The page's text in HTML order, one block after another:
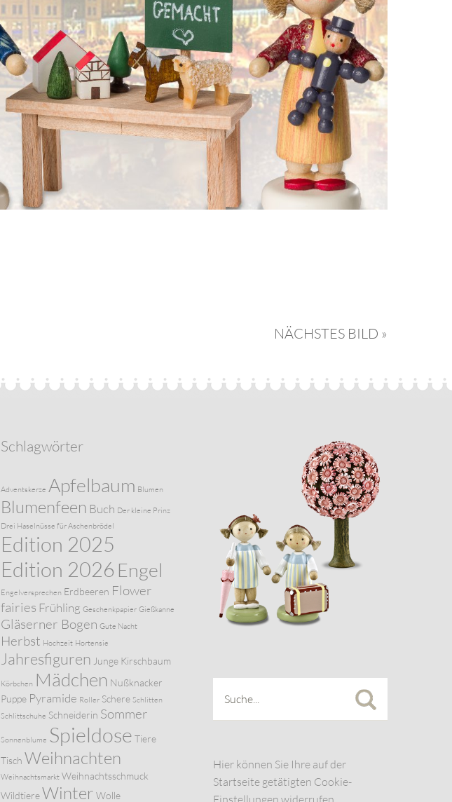
NÄCHSTES BILD »
Schlagwörter
Adventskerze Apfelbaum Blumen
Blumenfeen Buch Der kleine Prinz
Drei Haselnüsse für Aschenbrödel
Edition 2025
Edition 2026 Engel
Engelversprechen Erdbeeren Flower
fairies Frühling Geschenkpapier Gießkanne
Gläserner Bogen Gute Nacht
Herbst Hochzeit Hortensie
Jahresfiguren Junge Kirschbaum
Körbchen Mädchen Nußknacker
Puppe Pyramide Roller Schere Schlitten
Schlittschuhe Schneiderin Sommer
Sonnenblume Spieldose Tiere
Tisch Weihnachten
Weihnachtsmarkt Weihnachtsschmuck
Wildtiere Winter Wolle
Hier können Sie Ihre auf der
Startseite getätigten Cookie-